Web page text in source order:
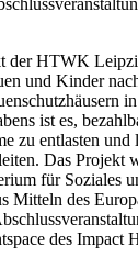
der HTWK
und Kinder
ist es,
zu entlasten
Das Projekt
für Soziales
Mitteln des
des Impact